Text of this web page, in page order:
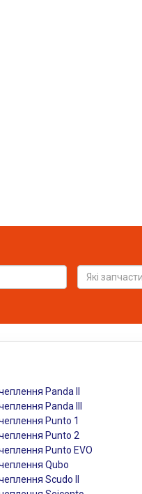
Panda II
Panda III
Punto 1
Punto 2
Punto EVO
Qubo
Scudo II